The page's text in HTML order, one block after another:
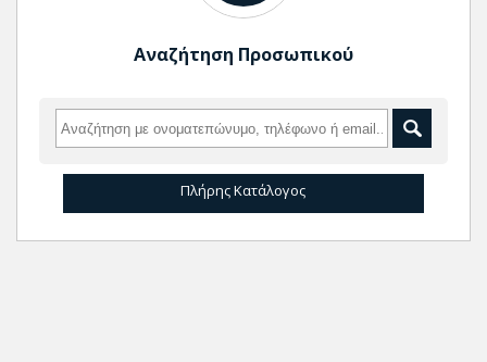
Αναζήτηση Προσωπικού
Πλήρης Κατάλογος